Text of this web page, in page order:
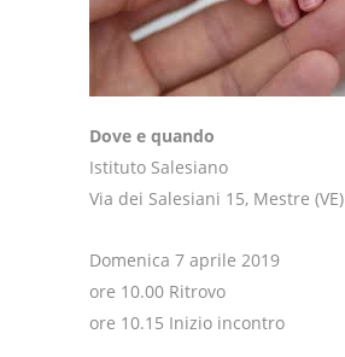
Dove e quando
Istituto Salesiano
Via dei Salesiani 15, Mestre (VE)
Domenica 7 aprile 2019
ore 10.00 Ritrovo
ore 10.15 Inizio incontro